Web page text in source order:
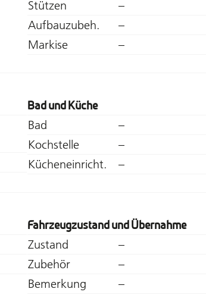
Stützen
–
Aufbauzubeh.
–
Markise
–
Bad und Küche
Bad
–
Kochstelle
–
Kücheneinricht.
–
Fahrzeugzustand und Übernahme
Zustand
–
Zubehör
–
Bemerkung
–